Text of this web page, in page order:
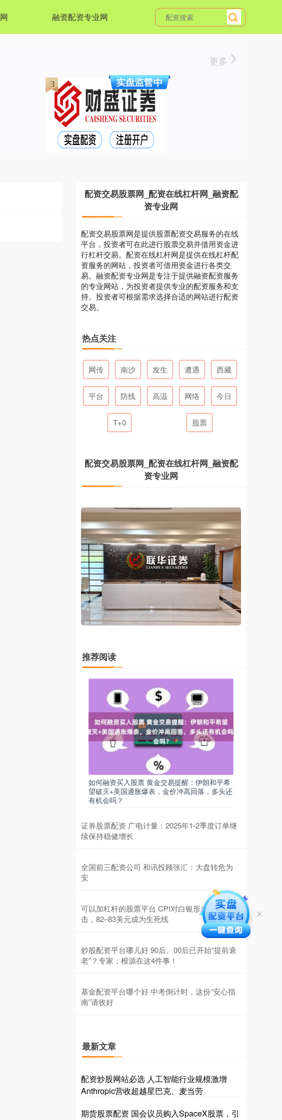
融资配资专业网
更多
配资交易股票网_配资在线杠杆网_融资配
资专业网
配资交易股票网是提供股票配资交易服务的在线
平台，投资者可在此进行股票交易并借用资金进
行杠杆交易。配资在线杠杆网是提供在线杠杆配
资服务的网站，投资者可借用资金进行各类交
易。融资配资专业网是专注于提供融资配资服务
的专业网站，为投资者提供专业的配资服务和支
持。投资者可根据需求选择合适的网站进行配资
交易。
热点关注
网传 南沙 发生 遭遇 西藏
平台 防线 高温 网络 今日
T+0 股票
配资交易股票网_配资在线杠杆网_融资配
资专业网
推荐阅读
如何融资买入股票 黄金交易提醒：伊朗和平希
望破灭+美国通胀爆表，金价冲高回落，多头还
有机会吗？
证券股票配资 广电计量：2025年1-2季度订单继
续保持稳健增长
全国前三配资公司 和讯投顾张汇：大盘转危为
安
可以加杠杆的股票平台 CPI对白银形成多空冲
击，82–83美元成为生死线
炒股配资平台哪儿好 90后、00后已开始“提前衰
老”？专家：根源在这4件事！
基金配资平台哪个好 中考倒计时，这份“安心指
南”请收好
最新文章
配资炒股网站必选 人工智能行业规模激增
Anthropic营收超越星巴克、麦当劳
期货股票配资 国会议员购入SpaceX股票，引